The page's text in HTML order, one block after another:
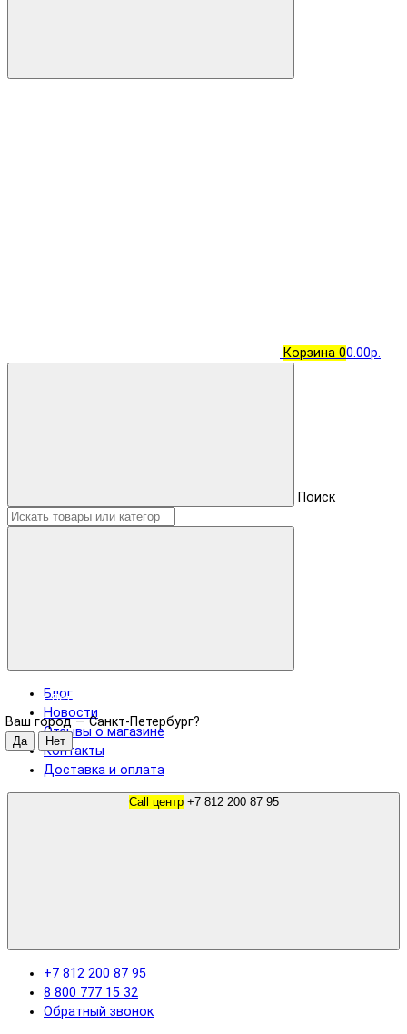
Корзина 00.00р.
Поиск
Санкт-Петербург
Ваш город —Санкт-Петербург?
Блог
Новости
Отзывы о магазине
Контакты
Доставка и оплата
Call центр +7 812 200 87 95
+7 812 200 87 95
8 800 777 15 32
Обратный звонок